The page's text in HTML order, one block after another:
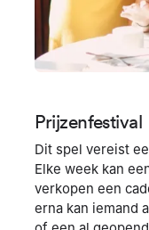
Prijzenfestival
Dit spel vereist
Elke week kan
verkopen een
erna kan iemand